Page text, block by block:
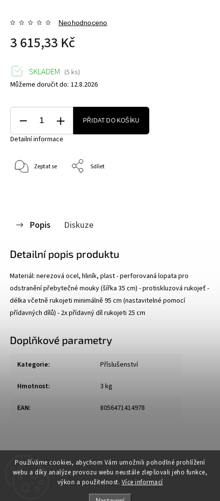
Používáme cookies, abychom Vám umožnili pohodlné prohlížení
webu a díky analýze provozu webu neustále zlepšovali jeho funkce,
výkon a použitelnost. Více informací
Neohodnoceno
3 615,33 Kč
SKLADEM (5 ks)
Můžeme doručit do: 12.8.2026
PŘIDAT DO KOŠÍKU
Detailní informace
Zeptat se Sdílet
Popis Diskuze
Detailní popis produktu
Materiál: nerezová ocel, hliník, plast - perforovaná lopata pro
odstranění přebytečné mouky (šířka 35 cm) - protiskluzová rukojeť -
délka včetně rukojeti minimálně 95 cm (nastavitelné pomocí
přídavných dílů) - 2x přídavný díl rukojeti 25 cm
Doplňkové parametry
Kategorie: Příslušenství
Hmotnost: 3 kg
EAN: 8056471414978